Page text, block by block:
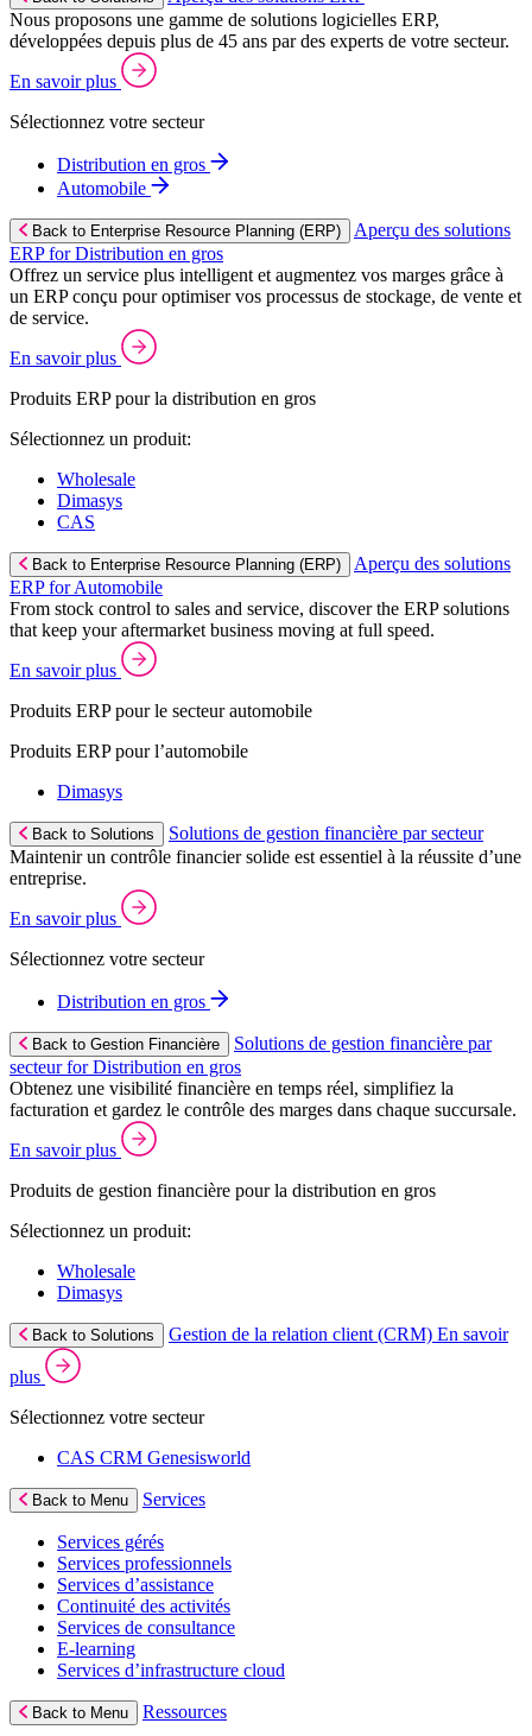
Nous proposons une gamme de solutions logicielles ERP,
développées depuis plus de 45 ans par des experts de votre secteur.
En savoir plus
Sélectionnez votre secteur
Distribution en gros
Automobile
Back to Enterprise Resource Planning (ERP)
Aperçu des solutions
ERP for Distribution en gros
Offrez un service plus intelligent et augmentez vos marges grâce à
un ERP conçu pour optimiser vos processus de stockage, de vente et
de service.
En savoir plus
Produits ERP pour la distribution en gros
Sélectionnez un produit:
Wholesale
Dimasys
CAS
Back to Enterprise Resource Planning (ERP)
Aperçu des solutions
ERP for Automobile
From stock control to sales and service, discover the ERP solutions
that keep your aftermarket business moving at full speed.
En savoir plus
Produits ERP pour le secteur automobile
Produits ERP pour l’automobile
Dimasys
Back to Solutions
Solutions de gestion financière par secteur
Maintenir un contrôle financier solide est essentiel à la réussite d’une
entreprise.
En savoir plus
Sélectionnez votre secteur
Distribution en gros
Back to Gestion Financière
Solutions de gestion financière par
secteur for Distribution en gros
Obtenez une visibilité financière en temps réel, simplifiez la
facturation et gardez le contrôle des marges dans chaque succursale.
En savoir plus
Produits de gestion financière pour la distribution en gros
Sélectionnez un produit:
Wholesale
Dimasys
Back to Solutions Gestion de la relation client (CRM) En savoir
plus
Sélectionnez votre secteur
CAS CRM Genesisworld
Back to Menu Services
Services gérés
Services professionnels
Services d’assistance
Continuité des activités
Services de consultance
E‑learning
Services d’infrastructure cloud
Back to Menu Ressources